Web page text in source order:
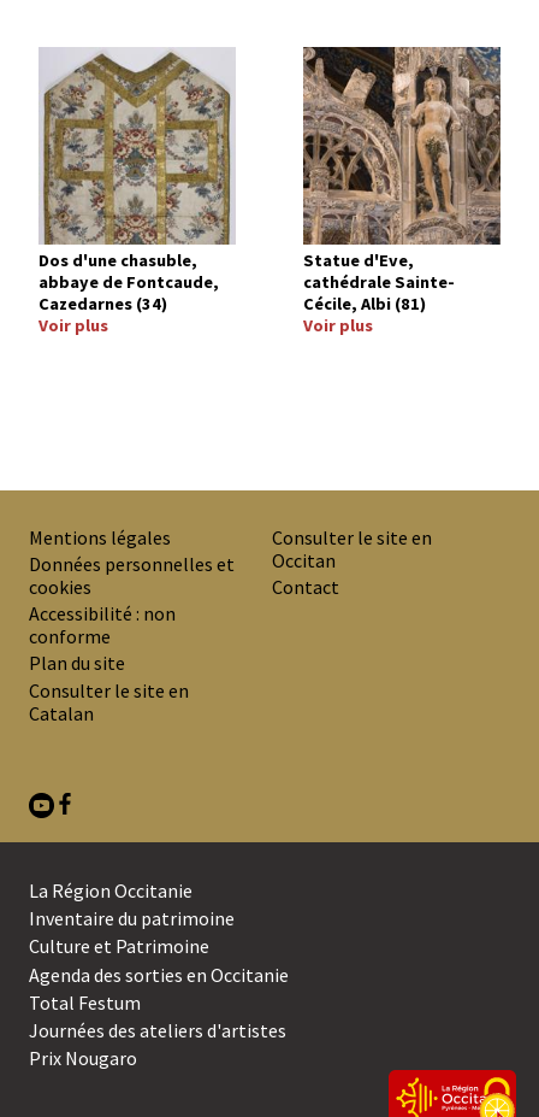
Image
Dos d'une chasuble,
abbaye de Fontcaude,
Cazedarnes (34)
Voir plus
Image
Statue d'Eve,
cathédrale Sainte-
Cécile, Albi (81)
Voir plus
PREMIER
MENU
DE
BAS
DE
Mentions légales
Données personnelles et
cookies
Accessibilité : non
conforme
Plan du site
Consulter le site en
Catalan
Consulter le site en
Occitan
Contact
SECOND
MENU
DE
BAS
DE
La Région Occitanie
Inventaire du patrimoine
Culture et Patrimoine
Agenda des sorties en Occitanie
Total Festum
Journées des ateliers d'artistes
Prix Nougaro